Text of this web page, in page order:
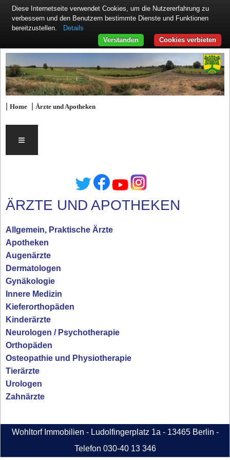
|Home |Ärzte und Apotheken
≡
ÄRZTE UND APOTHEKEN
Allgemein, Praktische Ärzte
Apotheken
Augenärzte
Dermatologen
Gynäkologie
Innere Medizin
Kieferorthopäden
Kinderärzte
Neurologen / Psychotherapie
Orthopäden
Osteopathie und Physiotherapie
Tierärzte
Urologen
Zahnärzte
Wohltorf Immobilien - Ludolfingerplatz 1a - 13465 Berlin -
Telefon 030-40 13 346
Diese Internetseite verwendet Cookies, um die Nutzererfahrung zu
verbessern und den Benutzern bestimmte Dienste und Funktionen
bereitzustellen.
Details
Cookies verbieten
Verstanden